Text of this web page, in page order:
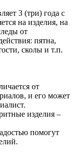
3 (три) года с
на изделия, на
от
пятна,
сколы и т.п.
от
и его может
изделия –
помогут